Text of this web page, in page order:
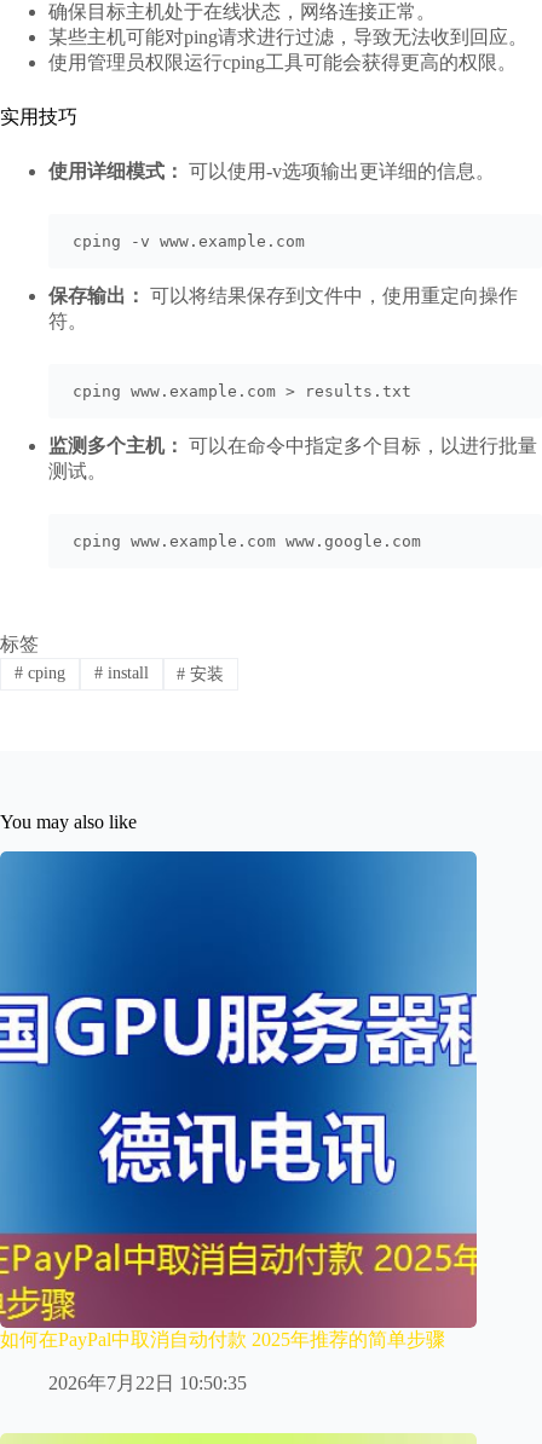
确保目标主机处于在线状态，网络连接正常。
某些主机可能对ping请求进行过滤，导致无法收到回应。
使用管理员权限运行cping工具可能会获得更高的权限。
实用技巧
使用详细模式： 可以使用-v选项输出更详细的信息。
cping -v www.example.com
保存输出： 可以将结果保存到文件中，使用重定向操作
符。
cping www.example.com > results.txt
监测多个主机： 可以在命令中指定多个目标，以进行批量
测试。
cping www.example.com www.google.com
标签
#cping #install # 安装
You may also like
如何在PayPal中取消自动付款 2025年推荐的简单步骤
2026年7月22日 10:50:35